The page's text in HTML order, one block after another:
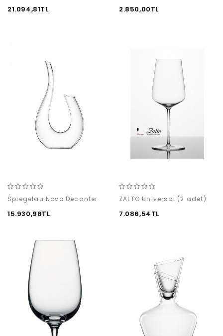
21.094,81TL 2.850,00TL
Spiegelau Novo Decanter
15.930,98TL
ZALTO Universal (2 adet)
7.086,54TL